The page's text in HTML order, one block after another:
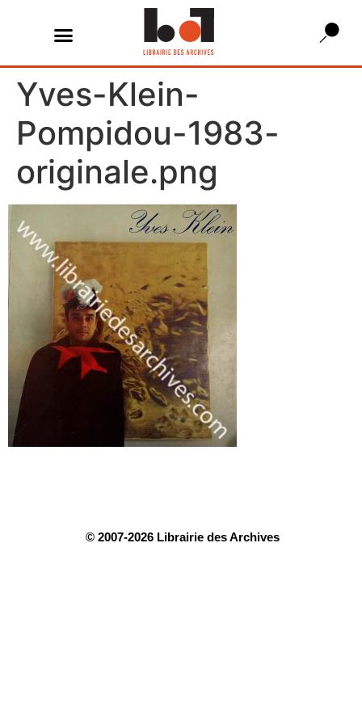
Yves-Klein-
Pompidou-1983-
originale.png
© 2007-2026 Librairie des Archives